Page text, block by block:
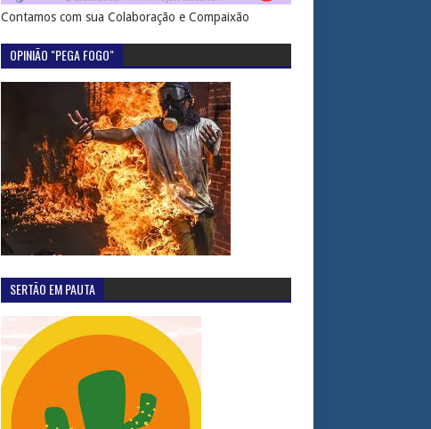
Contamos com sua Colaboração e Compaixão
OPINIÃO "PEGA FOGO"
SERTÃO EM PAUTA